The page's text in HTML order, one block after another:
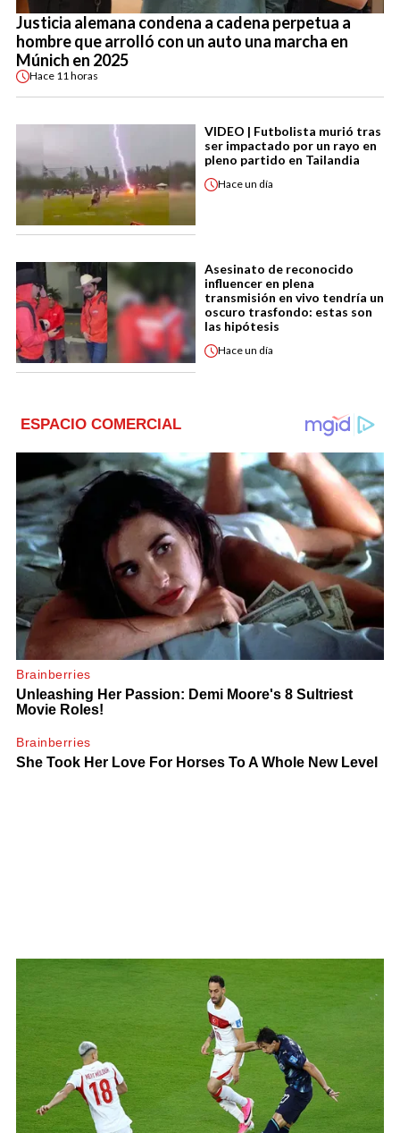
Justicia alemana condena a cadena perpetua a
hombre que arrolló con un auto una marcha en
Múnich en 2025
Hace 11 horas
VIDEO | Futbolista murió tras
ser impactado por un rayo en
pleno partido en Tailandia
Haceun día
Asesinato de reconocido
influencer en plena
transmisión en vivo tendría un
oscuro trasfondo: estas son
las hipótesis
Haceun día